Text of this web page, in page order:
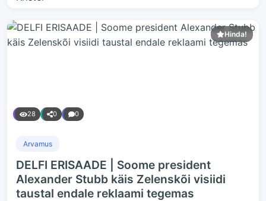
Hinda!
28 0 0
Arvamus
DELFI ERISAADE | Soome president
Alexander Stubb käis Zelenskõi visiidi
taustal endale reklaami tegemas